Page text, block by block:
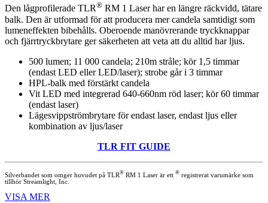
Den lågprofilerade TLR® RM 1 Laser har en längre räckvidd, tätare
balk. Den är utformad för att producera mer candela samtidigt som
lumeneffekten bibehålls. Oberoende manövrerande tryckknappar
och fjärrtryckbrytare ger säkerheten att veta att du alltid har ljus.
500 lumen; 11 000 candela; 210m stråle; kör 1,5 timmar
(endast LED eller LED/laser); strobe går i 3 timmar
HPL-balk med förstärkt candela
Vit LED med integrerad 640-660nm röd laser; kör 60 timmar
(endast laser)
Lägesvippströmbrytare för endast laser, endast ljus eller
kombination av ljus/laser
TLR FIT GUIDE
Silverbandet som omger huvudet på TLR® RM 1 Laser är ett ® registrerat varumärke som
tillhör Streamlight, Inc.
VISA MER